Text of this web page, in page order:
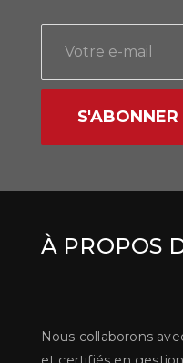
S'ABONNER
À PROPOS
Nous collaborons